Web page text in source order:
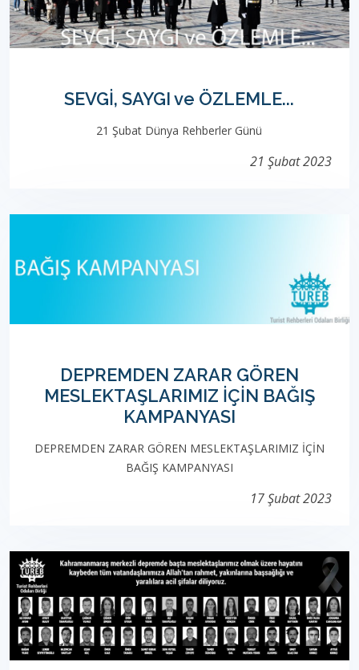
SEVGİ, SAYGI ve ÖZLEMLE...
21 Şubat Dünya Rehberler Günü
21 Şubat 2023
DEPREMDEN ZARAR GÖREN
MESLEKTAŞLARIMIZ İÇİN BAĞIŞ
KAMPANYASI
DEPREMDEN ZARAR GÖREN MESLEKTAŞLARIMIZ İÇİN
BAĞIŞ KAMPANYASI
17 Şubat 2023